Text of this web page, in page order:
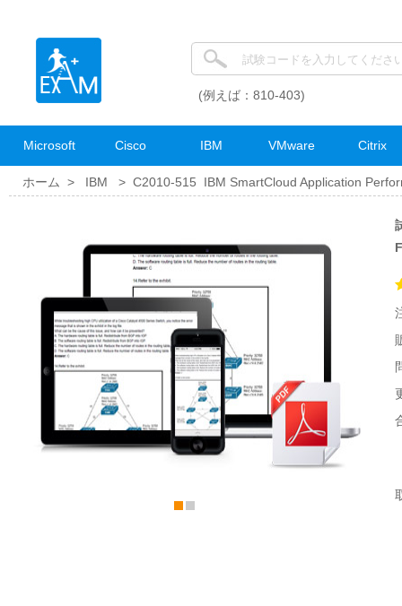
(例えば：810-403)
Microsoft Cisco IBM VMware Citrix
ホーム > IBM > C2010-515 IBM SmartCloud Application